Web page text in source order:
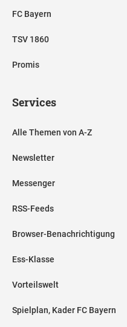
FC Bayern
TSV 1860
Promis
Services
Alle Themen von A-Z
Newsletter
Messenger
RSS-Feeds
Browser-Benachrichtigung
Ess-Klasse
Vorteilswelt
Spielplan, Kader FC Bayern